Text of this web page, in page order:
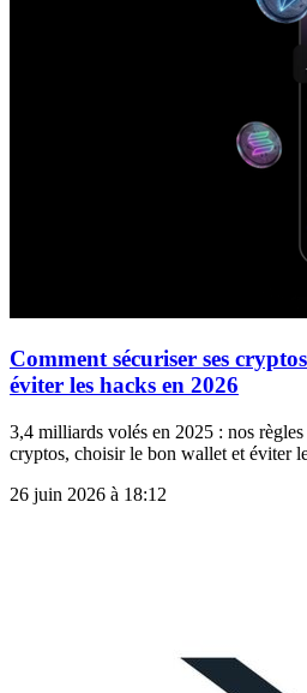
Comment sécuriser ses
éviter les hacks en 2026
3,4 milliards volés en 2025 : nos
cryptos, choisir le bon wallet et éviter
26 juin 2026 à 18:12